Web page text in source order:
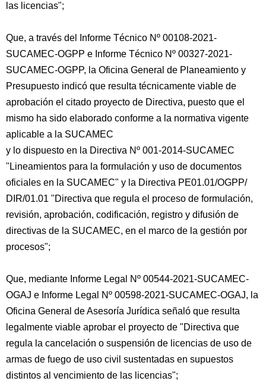
las licencias";
Que, a través del Informe Técnico Nº 00108-2021-
SUCAMEC-OGPP e Informe Técnico Nº 00327-2021-
SUCAMEC-OGPP, la Oficina General de Planeamiento y
Presupuesto indicó que resulta técnicamente viable de
aprobación el citado proyecto de Directiva, puesto que el
mismo ha sido elaborado conforme a la normativa vigente
aplicable a la SUCAMEC
y lo dispuesto en la Directiva Nº 001-2014-SUCAMEC
"Lineamientos para la formulación y uso de documentos
oficiales en la SUCAMEC" y la Directiva PE01.01/OGPP/
DIR/01.01 "Directiva que regula el proceso de formulación,
revisión, aprobación, codificación, registro y difusión de
directivas de la SUCAMEC, en el marco de la gestión por
procesos";
Que, mediante Informe Legal Nº 00544-2021-SUCAMEC-
OGAJ e Informe Legal Nº 00598-2021-SUCAMEC-OGAJ, la
Oficina General de Asesoría Jurídica señaló que resulta
legalmente viable aprobar el proyecto de "Directiva que
regula la cancelación o suspensión de licencias de uso de
armas de fuego de uso civil sustentadas en supuestos
distintos al vencimiento de las licencias";